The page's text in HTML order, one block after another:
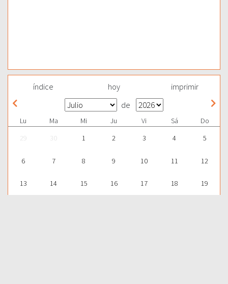
índice hoy imprimir
de
Lu Ma Mi Ju Vi Sá
Do
29
30 1 2 3 4 5
6 7 8 9 10 11 12
13 14 15 16 17 18 19